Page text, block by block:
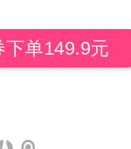
下单149.9元